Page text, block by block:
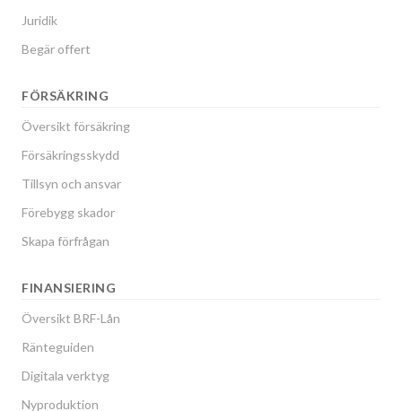
Juridik
Begär offert
FÖRSÄKRING
Översikt försäkring
Försäkringsskydd
Tillsyn och ansvar
Förebygg skador
Skapa förfrågan
FINANSIERING
Översikt BRF-Lån
Ränteguiden
Digitala verktyg
Nyproduktion